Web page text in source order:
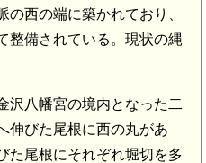
西の端に築かれており、
整備されている。現状の縄
沢八幡宮の境内となった二
伸びた尾根に西の丸があ
た尾根にそれぞれ堀切を多